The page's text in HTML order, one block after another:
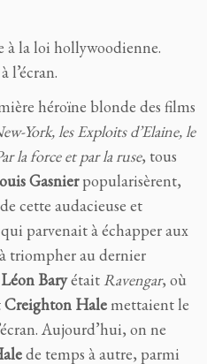
à la loi hollywoodienne.
l’écran.
héroïne blonde des films
York, les Exploits d’Elaine, le
la force et par la ruse, tous
Gasnierpopularisèrent,
cette audacieuse et
parvenait à échapper aux
triompher au dernier
Léon BaryétaitRavengar, où
Creighton Halemettaient le
Aujourd’hui, on ne
de temps à autre, parmi